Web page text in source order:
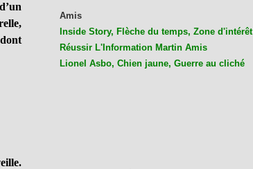
Amis
Inside Story, Flèche du temps, Zone d'intérêt
Réussir L'Information Martin Amis
Lionel Asbo, Chien jaune, Guerre au cliché